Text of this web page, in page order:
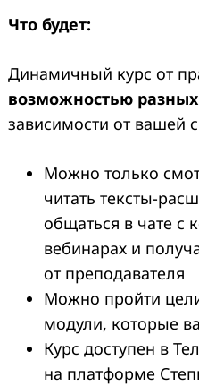
Что будет:
Динамичный курс от
возможностью
зависимости от вашей
Можно только
читать тексты-
общаться в чате с
вебинарах и
от преподавателя
Можно пройти
модули, которые
Курс доступен в
на платформе